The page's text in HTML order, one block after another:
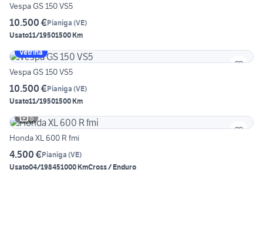
Vespa GS 150 VS5
10.500 €Pianiga (VE)
Usato11/19501500 Km
Vetrina
Vespa GS 150 VS5
10.500 €Pianiga (VE)
Usato11/19501500 Km
6
Honda XL 600 R fmi
4.500 €Pianiga (VE)
Usato04/198451000 KmCross / Enduro